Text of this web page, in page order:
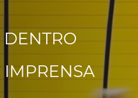
chevron_right
chevron_right
DENTRO
IMPRENSA